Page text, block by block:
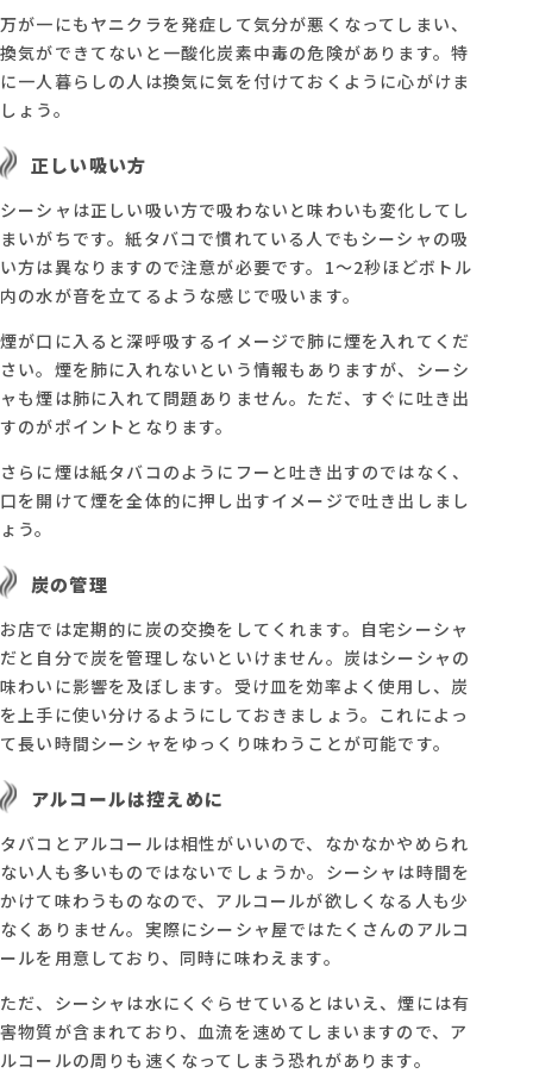
万が一にもヤニクラを発症して気分が悪くなってしまい、
換気ができてないと一酸化炭素中毒の危険があります。特
に一人暮らしの人は換気に気を付けておくように心がけま
しょう。
正しい吸い方
シーシャは正しい吸い方で吸わないと味わいも変化してし
まいがちです。紙タバコで慣れている人でもシーシャの吸
い方は異なりますので注意が必要です。1～2秒ほどボトル
内の水が音を立てるような感じで吸います。
煙が口に入ると深呼吸するイメージで肺に煙を入れてくだ
さい。煙を肺に入れないという情報もありますが、シーシ
ャも煙は肺に入れて問題ありません。ただ、すぐに吐き出
すのがポイントとなります。
さらに煙は紙タバコのようにフーと吐き出すのではなく、
口を開けて煙を全体的に押し出すイメージで吐き出しまし
ょう。
炭の管理
お店では定期的に炭の交換をしてくれます。自宅シーシャ
だと自分で炭を管理しないといけません。炭はシーシャの
味わいに影響を及ぼします。受け皿を効率よく使用し、炭
を上手に使い分けるようにしておきましょう。これによっ
て長い時間シーシャをゆっくり味わうことが可能です。
アルコールは控えめに
タバコとアルコールは相性がいいので、なかなかやめられ
ない人も多いものではないでしょうか。シーシャは時間を
かけて味わうものなので、アルコールが欲しくなる人も少
なくありません。実際にシーシャ屋ではたくさんのアルコ
ールを用意しており、同時に味わえます。
ただ、シーシャは水にくぐらせているとはいえ、煙には有
害物質が含まれており、血流を速めてしまいますので、ア
ルコールの周りも速くなってしまう恐れがあります。